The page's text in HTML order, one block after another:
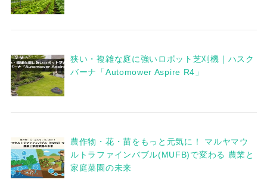
狭い・複雑な庭に強いロボット芝刈機｜ハスク
バーナ「Automower Aspire R4」
農作物・花・苗をもっと元気に！ マルヤマウ
ルトラファインバブル(MUFB)で変わる 農業と
家庭菜園の未来